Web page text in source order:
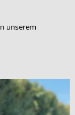
unserem